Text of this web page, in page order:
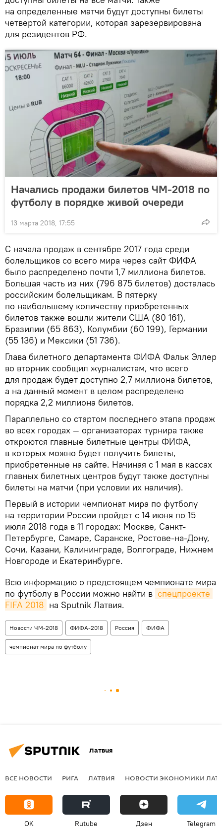
на определенные матчи будут доступны билеты
четвертой категории, которая зарезервирована
для резидентов РФ.
Начались продажи билетов ЧМ-2018 по
футболу в порядке живой очереди
13 марта 2018, 17:55
С начала продаж в сентябре 2017 года среди
болельщиков со всего мира через сайт ФИФА
было распределено почти 1,7 миллиона билетов.
Большая часть из них (796 875 билетов) досталась
российским болельщикам. В пятерку
по наибольшему количеству приобретенных
билетов также вошли жители США (80 161),
Бразилии (65 863), Колумбии (60 199), Германии
(55 136) и Мексики (51 736).
Глава билетного департамента ФИФА Фальк Эллер
во вторник сообщил журналистам, что всего
для продаж будет доступно 2,7 миллиона билетов,
а на данный момент в целом распределено
порядка 2,2 миллиона билетов.
Параллельно со стартом последнего этапа продаж
во всех городах — организаторах турнира также
откроются главные билетные центры ФИФА,
в которых можно будет получить билеты,
приобретенные на сайте. Начиная с 1 мая в кассах
главных билетных центров будут также доступны
билеты на матчи (при условии их наличия).
Первый в истории чемпионат мира по футболу
на территории России пройдет с 14 июня по 15
июля 2018 года в 11 городах: Москве, Санкт-
Петербурге, Самаре, Саранске, Ростове-на-Дону,
Сочи, Казани, Калининграде, Волгограде, Нижнем
Новгороде и Екатеринбурге.
Всю информацию о предстоящем чемпионате мира
по футболу в России можно найти в спецпроекте
FIFA 2018 на Sputnik Латвия.
Новости ЧМ-2018 ФИФА-2018 Россия ФИФА
чемпионат мира по футболу
Латвия
ВСЕ НОВОСТИ РИГА ЛАТВИЯ НОВОСТИ ЭКОНОМИКИ
OK Rutube Дзен Telegram